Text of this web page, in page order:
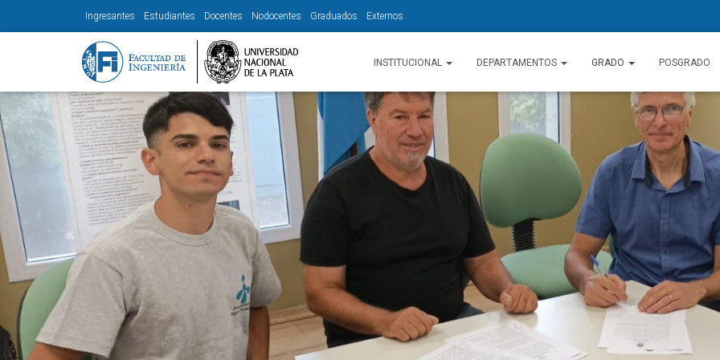
Ingresantes Estudiantes Docentes Nodocentes Graduados Externos
INSTITUCIONAL DEPARTAMENTOS GRADO POSGRADO